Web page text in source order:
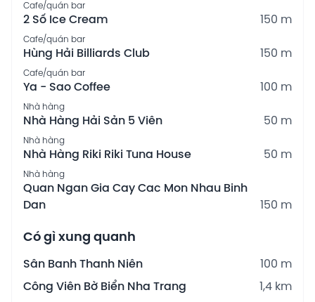
Cafe/quán bar
2 Số Ice Cream 150 m
Cafe/quán bar
Hùng Hải Billiards Club 150 m
Cafe/quán bar
Ya - Sao Coffee 100 m
Nhà hàng
Nhà Hàng Hải Sản 5 Viên 50 m
Nhà hàng
Nhà Hàng Riki Riki Tuna House 50 m
Nhà hàng
Quan Ngan Gia Cay Cac Mon Nhau Binh
Dan
150 m
Có gì xung quanh
Sân Banh Thanh Niên
100 m
Công Viên Bờ Biển Nha Trang
1,4 km